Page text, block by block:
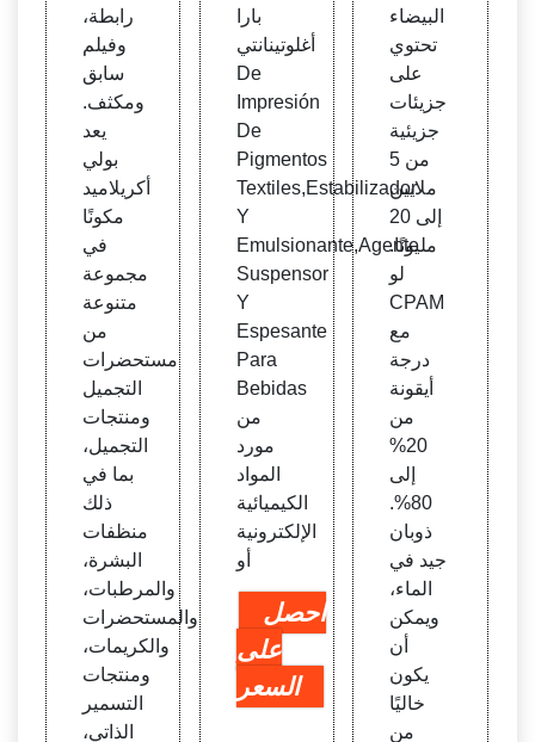
رابطة،
وفيلم
سابق
ومكثف.
يعد
بولي
أكريلاميد
مكونًا
في
مجموعة
متنوعة
من
مستحضرات
التجميل
ومنتجات
التجميل،
بما في
ذلك
منظفات
البشرة،
والمرطبات،
والمستحضرات
والكريمات،
ومنتجات
التسمير
الذاتي،
بارا
أغلوتينانتي
De
Impresión
De
Pigmentos
Textiles,Estabilizador
Y
Emulsionante,Agente
Suspensor
Y
Espesante
Para
Bebidas
من
مورد
المواد
الكيميائية
الإلكترونية
أو
احصل
على
السعر
البيضاء
تحتوي
على
جزيئات
جزيئية
من 5
ملايين
إلى 20
مليونًا.
لو
CPAM
مع
درجة
أيقونة
من
20%
إلى
80%.
ذوبان
جيد في
الماء،
ويمكن
أن
يكون
خاليًا
من